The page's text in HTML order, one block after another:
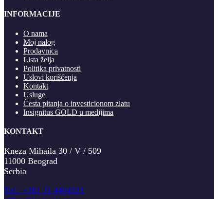
INFORMACIJE
O nama
Moj nalog
Prodavnica
Lista želja
Politika privatnosti
Uslovi korišćenja
Kontakt
Usluge
Česta pitanja o investicionom zlatu
Insignitus GOLD u medijima
KONTAKT
Kneza Mihaila 30 / V / 509
11000 Beograd
Serbia
Tel.: +381 11 4404521